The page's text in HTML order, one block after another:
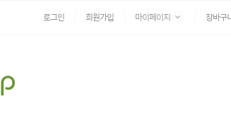
로그인 회원가입 마이페이지 장바구